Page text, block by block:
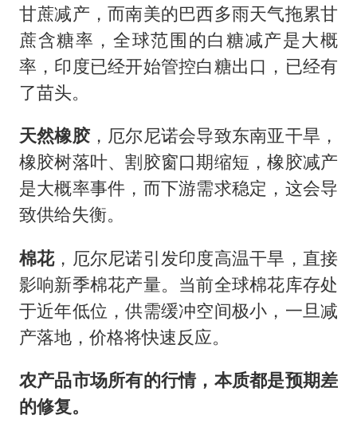
甘蔗减产，而南美的巴西多雨天气拖累甘
蔗含糖率，全球范围的白糖减产是大概
率，印度已经开始管控白糖出口，已经有
了苗头。
天然橡胶，厄尔尼诺会导致东南亚干旱，
橡胶树落叶、割胶窗口期缩短，橡胶减产
是大概率事件，而下游需求稳定，这会导
致供给失衡。
棉花，厄尔尼诺引发印度高温干旱，直接
影响新季棉花产量。当前全球棉花库存处
于近年低位，供需缓冲空间极小，一旦减
产落地，价格将快速反应。
农产品市场所有的行情，本质都是预期差
的修复。